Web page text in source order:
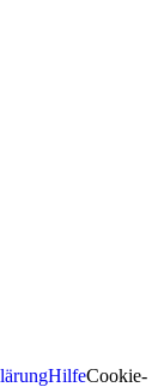
HilfeCookie-